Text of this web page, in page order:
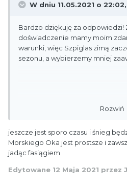
W dniu 11.05.2021 o 22:02,
Bardzo dziękuję za odpowiedzi!
doświadczenie mamy moim
warunki, więc Szpiglas zimą
sezonu, a wybierzemy mniej
Rozwiń
jeszcze jest sporo czasu i śnieg
Morskiego Oka jest prostsze i
jadąc fasiągiem
Edytowane 12 Maja 2021 przez